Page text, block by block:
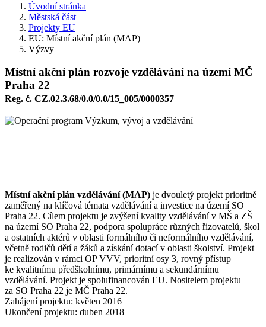
Úvodní stránka
Městská část
Projekty EU
EU: Místní akční plán (MAP)
Výzvy
Místní akční plán rozvoje vzdělávání na území MČ
Praha 22
Reg. č. CZ.02.3.68/0.0/0.0/15_005/0000357
Místní akční plán vzdělávání (MAP) je dvouletý projekt prioritně
zaměřený na klíčová témata vzdělávání a investice na území SO
Praha 22. Cílem projektu je zvýšení kvality vzdělávání v MŠ a ZŠ
na území SO Praha 22, podpora spolupráce různých řizovatelů, škol
a ostatních aktérů v oblasti formálního či neformálního vzdělávání,
včetně rodičů dětí a žáků a získání dotací v oblasti školství. Projekt
je realizován v rámci OP VVV, prioritní osy 3, rovný přístup
ke kvalitnímu předškolnímu, primárnímu a sekundárnímu
vzdělávání. Projekt je spolufinancován EU. Nositelem projektu
za SO Praha 22 je MČ Praha 22.
Zahájení projektu: květen 2016
Ukončení projektu: duben 2018